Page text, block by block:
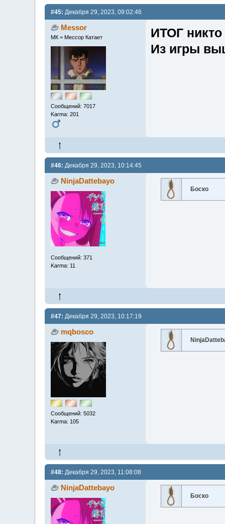
#45: Декабря 29, 2023, 09:02:46
Messor
МК = Мессор Катает
Сообщений: 7017
Karma: 201
ИТОГникто
Из игры
#46: Декабря 29, 2023, 10:14:45
NinjaDattebayo
Сообщений: 371
Karma: 11
Боско
#47: Декабря 29, 2023, 10:17:19
mqbosco
Сообщений: 5032
Karma: 105
#48: Декабря 29, 2023, 11:08:08
NinjaDattebayo
Боско